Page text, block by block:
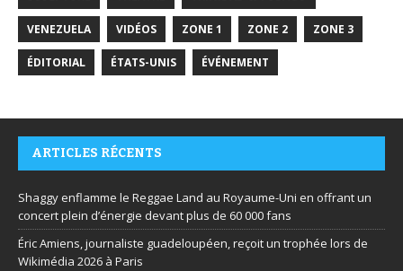
VENEZUELA VIDÉOS ZONE 1 ZONE 2 ZONE 3
ÉDITORIAL ÉTATS-UNIS ÉVÉNEMENT
ARTICLES RÉCENTS
Shaggy enflamme le Reggae Land au Royaume-Uni en offrant un
concert plein d’énergie devant plus de 60 000 fans
Éric Amiens, journaliste guadeloupéen, reçoit un trophée lors de
Wikimédia 2026 à Paris